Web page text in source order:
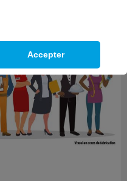
Formation certifiante
Accepter